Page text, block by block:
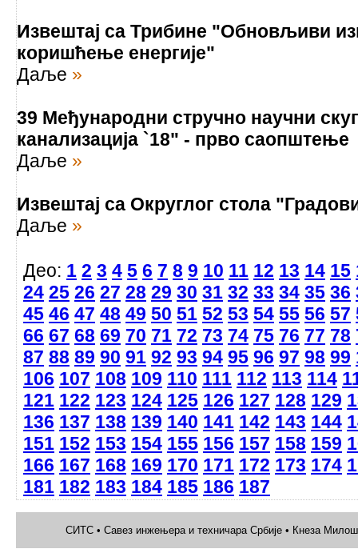
Извештај са Трибине "Обновљиви
коришћење енергије"
Даље »
39 Међународни стручно научни
канализација `18" - прво саопштење
Даље »
Извештај са Округлог стола
Даље »
Део: 1 2 3 4 5 6 7 8 9 10 11 12 13 14 15
24 25 26 27 28 29 30 31 32 33 34 35 36
45 46 47 48 49 50 51 52 53 54 55 56 57
66 67 68 69 70 71 72 73 74 75 76 77 78
87 88 89 90 91 92 93 94 95 96 97 98 99
106 107 108 109 110 111 112 113 114
121 122 123 124 125 126 127 128 129
136 137 138 139 140 141 142 143 144
151 152 153 154 155 156 157 158 159
166 167 168 169 170 171 172 173 174
181 182 183 184 185 186 187
СИТС • Савез инжењера и техничара Србије • Кнеза